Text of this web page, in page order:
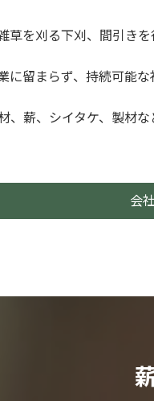
草を刈る下刈、間引き
留まらず、持続可能
、薪、シイタケ、製材
会